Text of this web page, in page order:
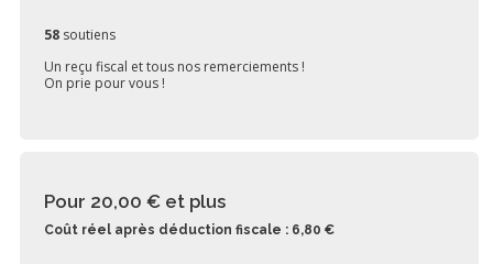
58 soutiens
Un reçu fiscal et tous nos remerciements !
On prie pour vous !
Pour 20,00 € et plus
Coût réel après déduction fiscale : 6,80 €